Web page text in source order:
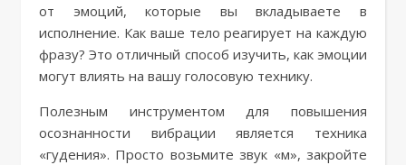
от эмоций, которые вы вкладываете в
исполнение. Как ваше тело реагирует на каждую
фразу? Это отличный способ изучить, как эмоции
могут влиять на вашу голосовую технику.
Полезным инструментом для повышения
осознанности вибрации является техника
«гудения». Просто возьмите звук «м», закройте